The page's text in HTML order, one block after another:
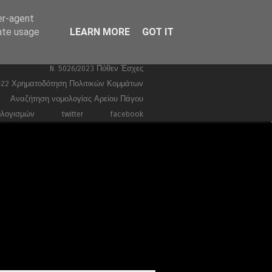
Ευρωεκλογές 2024
Τέμπη
Συντάγματα
N. 5026/2023 Πόθεν Έσχες
Χρηματοδότηση Πολιτικών Κομμάτων
Αναζήτηση νομολογίας Αρείου Πάγου
twitter facebook
agent
usage
LEARN MORE GOT IT